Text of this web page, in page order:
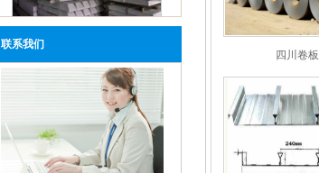
【企业资讯】四川钢轨：2019年11月12日唐山
销量同比增11.5%
【企业资讯】四川钢轨：2019年10月全国钢厂
生产成本调研报告
【企业资讯】今年秋冬大气污染攻坚较去年有
何调整？生态环境部回应
联系我们
四川卷板